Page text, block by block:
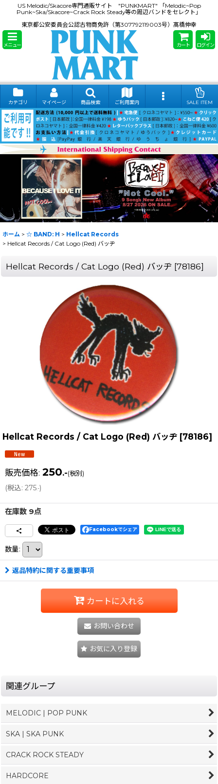
US Melodic/Skacore専門通販サイト "PUNKMART" 「Melodic~Pop
Punk~Ska/Skacore~Crack Rock Steady等の周辺バンドをセレクト」
東京都公安委員会公認古物商免許（第307792119003号）髙橋伸幸
メニュー カート ログイン
カテゴリ マイページ 商品検索 ご利用案内 SALE ITEM
ホーム > ☆ BAND: H > Hellcat Records
> Hellcat Records / Cat Logo (Red) バッヂ
Hellcat Records / Cat Logo (Red) バッヂ [78186]
Hellcat Records / Cat Logo (Red) バッヂ [78186]
販売価格: 250.-(税別)
(税込: 275.-)
在庫数 9点
Facebookでシェア
数量:
返品特約に関する重要事項
カートに入れる
お問い合わせ
お気に入り登録
関連グループ
MELODIC | POP PUNK
SKA | SKA PUNK
CRACK ROCK STEADY
HARDCORE